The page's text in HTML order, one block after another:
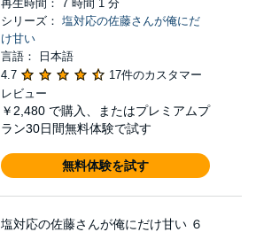
再生時間： 7 時間 1 分
シリーズ： 塩対応の佐藤さんが俺にだ
け甘い
言語： 日本語
4.7
17件のカスタマー
レビュー
￥2,480 で購入、またはプレミアムプ
ラン30日間無料体験で試す
無料体験を試す
塩対応の佐藤さんが俺にだけ甘い ６